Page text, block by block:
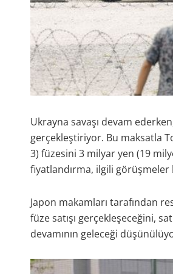
Ukrayna savaşı devam
gerçekleştiriyor. Bu maksatla
3) füzesini 3 milyar yen (19
fiyatlandırma, ilgili görüşmeler
Japon makamları tarafından
füze satışı gerçekleşeceğini,
devamının geleceği